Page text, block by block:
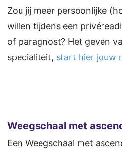
Zou jij meer persoonlijke
willen tijdens een
of paragnost? Het geven
specialiteit, start hier jouw
Weegschaal met
Een Weegschaal met